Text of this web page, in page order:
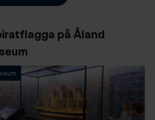
på Åland
m